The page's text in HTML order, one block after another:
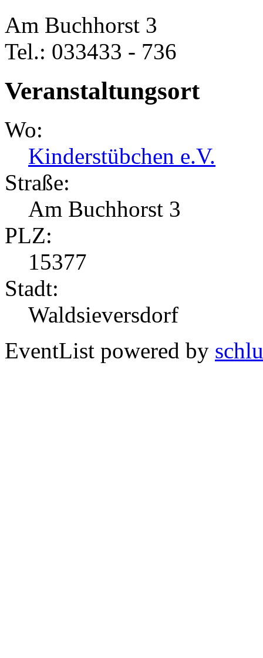
Am Buchhorst 3
Tel.: 033433 - 736
Veranstaltungsort
Wo:
Kinderstübchen e.V.
Straße:
Am Buchhorst 3
PLZ:
15377
Stadt:
Waldsieversdorf
EventList powered by